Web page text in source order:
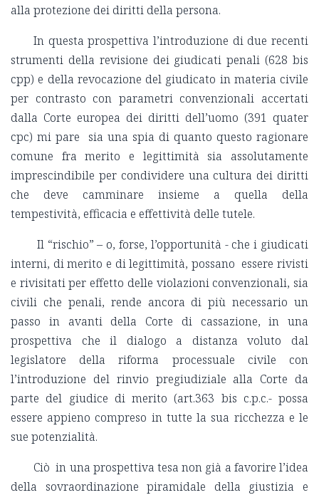
alla protezione dei diritti della persona.
In questa prospettiva l’introduzione di due recenti
strumenti della revisione dei giudicati penali (628 bis
cpp) e della revocazione del giudicato in materia civile
per contrasto con parametri convenzionali accertati
dalla Corte europea dei diritti dell’uomo (391 quater
cpc) mi pare sia una spia di quanto questo ragionare
comune fra merito e legittimità sia assolutamente
imprescindibile per condividere una cultura dei diritti
che deve camminare insieme a quella della
tempestività, efficacia e effettività delle tutele.
Il “rischio” – o, forse, l’opportunità - che i giudicati
interni, di merito e di legittimità, possano essere rivisti
e rivisitati per effetto delle violazioni convenzionali, sia
civili che penali, rende ancora di più necessario un
passo in avanti della Corte di cassazione, in una
prospettiva che il dialogo a distanza voluto dal
legislatore della riforma processuale civile con
l’introduzione del rinvio pregiudiziale alla Corte da
parte del giudice di merito (art.363 bis c.p.c.- possa
essere appieno compreso in tutte la sua ricchezza e le
sue potenzialità.
Ciò in una prospettiva tesa non già a favorire l’idea
della sovraordinazione piramidale della giustizia e